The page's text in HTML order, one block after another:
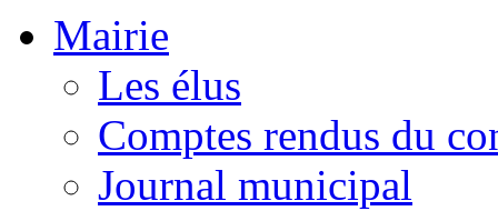
Mairie
Les élus
Comptes rendus du
Journal municipal